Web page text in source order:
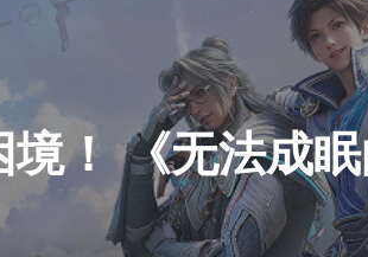
！ 《无法成